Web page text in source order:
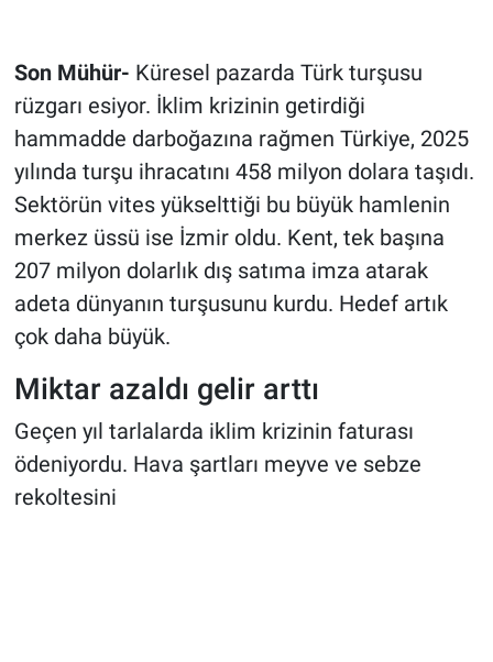
Son Mühür- Küresel pazarda Türk turşusu
rüzgarı esiyor. İklim krizinin getirdiği
hammadde darboğazına rağmen Türkiye, 2025
yılında turşu ihracatını 458 milyon dolara taşıdı.
Sektörün vites yükselttiği bu büyük hamlenin
merkez üssü ise İzmir oldu. Kent, tek başına
207 milyon dolarlık dış satıma imza atarak
adeta dünyanın turşusunu kurdu. Hedef artık
çok daha büyük.
Miktar azaldı gelir arttı
Geçen yıl tarlalarda iklim krizinin faturası
ödeniyordu. Hava şartları meyve ve sebze
rekoltesini